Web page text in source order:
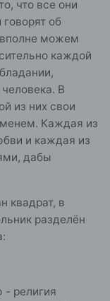
что все они
об
можем
каждой
В
из них свои
Каждая из
и каждая из
дабы
квадрат, в
разделён
- религия